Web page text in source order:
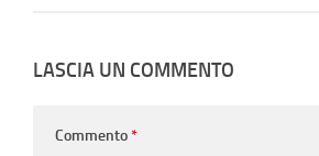
LASCIA UN COMMENTO
Commento*